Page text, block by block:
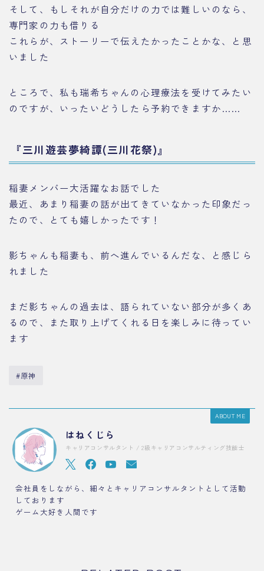
そして、もしそれが自分だけの力では難しいのなら、
専門家の力も借りる
これらが、ストーリーで伝えたかったことかな、と思
いました
ところで、私も瑞希ちゃんの心理療法を受けてみたい
のですが、いったいどうしたら予約できますか……
『三川遊芸夢綺譚(三川花祭)』
稲妻メンバー大活躍なお話でした
最近、あまり稲妻の話が出てきていなかった印象だっ
たので、とても嬉しかったです！
影ちゃんも稲妻も、前へ進んでいるんだな、と感じら
れました
まだ影ちゃんの過去は、語られていない部分が多くあ
るので、また取り上げてくれる日を楽しみに待ってい
ます
#原神
ABOUT ME
はねくじら
キャリアコンサルタント / 2級キャリアコンサルティング技能士
会社員をしながら、細々とキャリアコンサルタントとして活動
しております
ゲーム大好き人間です